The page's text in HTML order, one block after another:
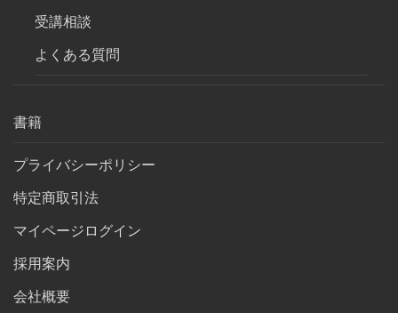
受講相談
よくある質問
書籍
プライバシーポリシー
特定商取引法
マイページログイン
採用案内
会社概要